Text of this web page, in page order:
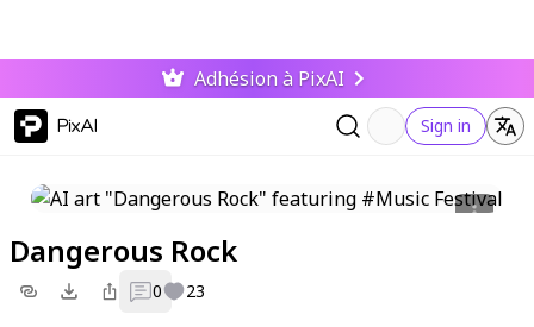
Adhésion à PixAI
PixAI Sign in
Dangerous Rock
0 23